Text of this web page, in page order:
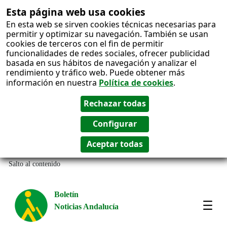
Esta página web usa cookies
En esta web se sirven cookies técnicas necesarias para
permitir y optimizar su navegación. También se usan
cookies de terceros con el fin de permitir
funcionalidades de redes sociales, ofrecer publicidad
basada en sus hábitos de navegación y analizar el
rendimiento y tráfico web. Puede obtener más
información en nuestra Política de cookies.
Salto al contenido
Boletín
Noticias Andalucía